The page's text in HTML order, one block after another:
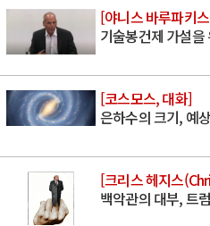
[야니스 바루파키
기술봉건제 가설을
[코스모스, 대화]
은하수의 크기, 예
[크리스 헤지스
백악관의 대부, 트